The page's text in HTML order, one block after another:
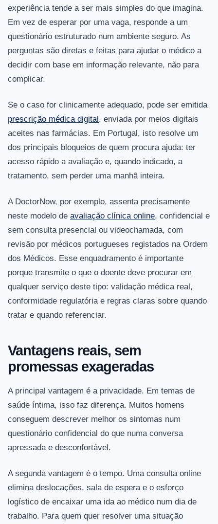
experiência tende a ser mais simples do que imagina.
Em vez de esperar por uma vaga, responde a um
questionário estruturado num ambiente seguro. As
perguntas são diretas e feitas para ajudar o médico a
decidir com base em informação relevante, não para
complicar.
Se o caso for clinicamente adequado, pode ser emitida
prescrição médica digital, enviada por meios digitais
aceites nas farmácias. Em Portugal, isto resolve um
dos principais bloqueios de quem procura ajuda: ter
acesso rápido a avaliação e, quando indicado, a
tratamento, sem perder uma manhã inteira.
A DoctorNow, por exemplo, assenta precisamente
neste modelo de avaliação clínica online, confidencial e
sem consulta presencial ou videochamada, com
revisão por médicos portugueses registados na Ordem
dos Médicos. Esse enquadramento é importante
porque transmite o que o doente deve procurar em
qualquer serviço deste tipo: validação médica real,
conformidade regulatória e regras claras sobre quando
tratar e quando referenciar.
Vantagens reais, sem
promessas exageradas
A principal vantagem é a privacidade. Em temas de
saúde íntima, isso faz diferença. Muitos homens
conseguem descrever melhor os sintomas num
questionário confidencial do que numa conversa
apressada e desconfortável.
A segunda vantagem é o tempo. Uma consulta online
elimina deslocações, sala de espera e o esforço
logístico de encaixar uma ida ao médico num dia de
trabalho. Para quem quer resolver uma situação